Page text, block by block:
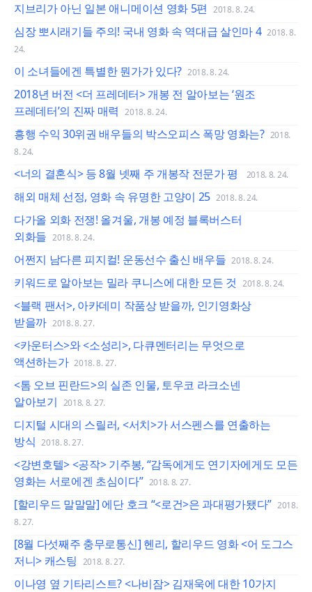
지브리가 아닌 일본 애니메이션 영화 5편 2018. 8. 24.
심장 뽀시래기들 주의! 국내 영화 속 역대급 살인마 4 2018. 8.
24.
이 소녀들에겐 특별한 뭔가가 있다? 2018. 8. 24.
2018년 버전 <더 프레데터> 개봉 전 알아보는 ‘원조
프레데터’의 진짜 매력 2018. 8. 24.
흥행 수익 30위권 배우들의 박스오피스 폭망 영화는? 2018.
8. 24.
<너의 결혼식> 등 8월 넷째 주 개봉작 전문가 평 2018. 8. 24.
해외 매체 선정, 영화 속 유명한 고양이 25 2018. 8. 24.
다가올 외화 전쟁! 올겨울, 개봉 예정 블록버스터
외화들 2018. 8. 24.
어쩐지 남다른 피지컬! 운동선수 출신 배우들 2018. 8. 24.
키워드로 알아보는 밀라 쿠니스에 대한 모든 것 2018. 8. 24.
<블랙 팬서>, 아카데미 작품상 받을까, 인기영화상
받을까 2018. 8. 27.
<카운터스>와 <소성리>, 다큐멘터리는 무엇으로
액션하는가 2018. 8. 27.
<톰 오브 핀란드>의 실존 인물, 토우코 라크소넨
알아보기 2018. 8. 27.
디지털 시대의 스릴러, <서치>가 서스펜스를 연출하는
방식 2018. 8. 27.
<강변호텔> <공작> 기주봉, “감독에게도 연기자에게도 모든
영화는 서로에겐 초심이다” 2018. 8. 27.
[할리우드 말말말] 에단 호크 “<로건>은 과대평가됐다” 2018.
8. 27.
[8월 다섯째주 충무로통신] 헨리, 할리우드 영화 <어 도그스
저니> 캐스팅 2018. 8. 27.
이나영 옆 기타리스트? <나비잠> 김재욱에 대한 10가지